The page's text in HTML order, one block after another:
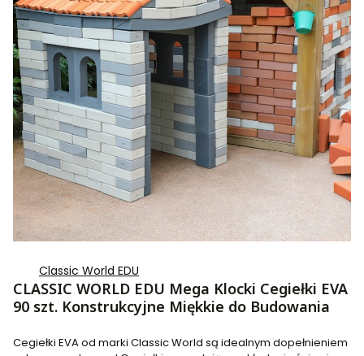
Classic World EDU
CLASSIC WORLD EDU Mega Klocki Cegiełki EVA
90 szt. Konstrukcyjne Miękkie do Budowania
Cegiełki EVA od marki Classic World są idealnym dopełnieniem